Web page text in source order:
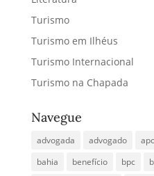
Turismo
Turismo em Ilhéus
Turismo Internacional
Turismo na Chapada
Navegue
advogada advogado
bahia
benefício bpc